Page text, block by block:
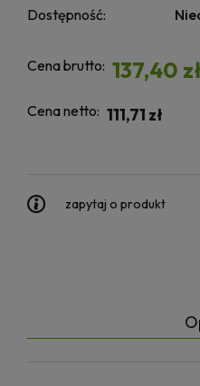
Dostępność:
Cena brutto: 137,40 zł
Cena netto: 111,71 zł
zapytaj o produkt